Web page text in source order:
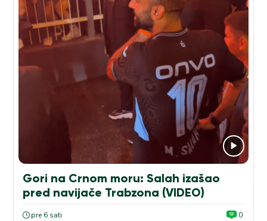
Gori na Crnom moru: Salah izašao
pred navijače Trabzona (VIDEO)
pre 6 sati 0